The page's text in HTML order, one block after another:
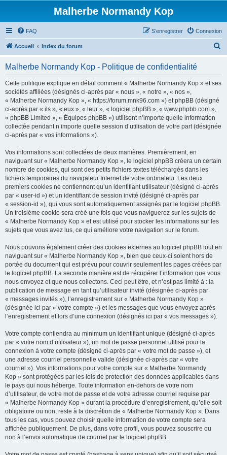
Malherbe Normandy Kop
FAQ Connexion
S’enregistrer
Accueil Index du forum
Malherbe Normandy Kop - Politique de confidentialité
Cette politique explique en détail comment « Malherbe Normandy Kop » et ses
sociétés affiliées (désignés ci-après par « nous », « notre », « nos »,
« Malherbe Normandy Kop », « https://forum.mnk96.com ») et phpBB (désigné
ci-après par « ils », « eux », « leur », « logiciel phpBB », « www.phpbb.com »,
« phpBB Limited », « Équipes phpBB ») utilisent n’importe quelle information
collectée pendant n’importe quelle session d’utilisation de votre part (désignée
ci-après par « vos informations »).
Vos informations sont collectées de deux manières. Premièrement, en
naviguant sur « Malherbe Normandy Kop », le logiciel phpBB créera un certain
nombre de cookies, qui sont des petits fichiers textes téléchargés dans les
fichiers temporaires du navigateur Internet de votre ordinateur. Les deux
premiers cookies ne contiennent qu’un identifiant utilisateur (désigné ci-après
par « user-id ») et un identifiant de session invité (désigné ci-après par
« session-id »), qui vous sont automatiquement assignés par le logiciel phpBB.
Un troisième cookie sera créé une fois que vous naviguerez sur les sujets de
« Malherbe Normandy Kop » et est utilisé pour stocker les informations sur les
sujets que vous avez lus, ce qui améliore votre navigation sur le forum.
Nous pouvons également créer des cookies externes au logiciel phpBB tout en
naviguant sur « Malherbe Normandy Kop », bien que ceux-ci soient hors de
portée du document qui est prévu pour couvrir seulement les pages créées par
le logiciel phpBB. La seconde manière est de récupérer l’information que vous
nous envoyez et que nous collectons. Ceci peut être, et n’est pas limité à : la
publication de message en tant qu’utilisateur invité (désignée ci-après par
« messages invités »), l’enregistrement sur « Malherbe Normandy Kop »
(désignée ici par « votre compte ») et les messages que vous envoyez après
l’enregistrement et lors d’une connexion (désignés ici par « vos messages »).
Votre compte contiendra au minimum un identifiant unique (désigné ci-après
par « votre nom d’utilisateur »), un mot de passe personnel utilisé pour la
connexion à votre compte (désigné ci-après par « votre mot de passe »), et
une adresse courriel personnelle valide (désignée ci-après par « votre
courriel »). Vos informations pour votre compte sur « Malherbe Normandy
Kop » sont protégées par les lois de protection des données applicables dans
le pays qui nous héberge. Toute information en-dehors de votre nom
d’utilisateur, de votre mot de passe et de votre adresse courriel requise par
« Malherbe Normandy Kop » durant la procédure d’enregistrement, qu’elle soit
obligatoire ou non, reste à la discrétion de « Malherbe Normandy Kop ». Dans
tous les cas, vous pouvez choisir quelle information de votre compte sera
affichée publiquement. De plus, dans votre profil, vous pouvez souscrire ou
non à l’envoi automatique de courriel par le logiciel phpBB.